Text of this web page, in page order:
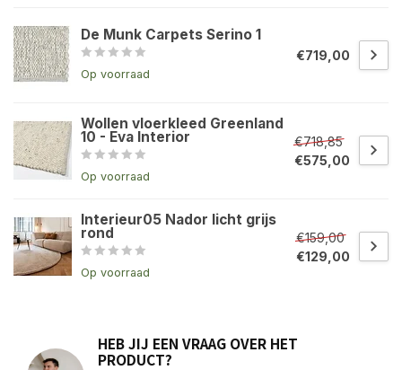
De Munk Carpets Serino 1
Op voorraad
€719,00
Wollen vloerkleed Greenland
10 - Eva Interior
Op voorraad
€718,85
€575,00
Interieur05 Nador licht grijs
rond
Op voorraad
€159,00
€129,00
HEB JIJ EEN VRAAG OVER HET
PRODUCT?